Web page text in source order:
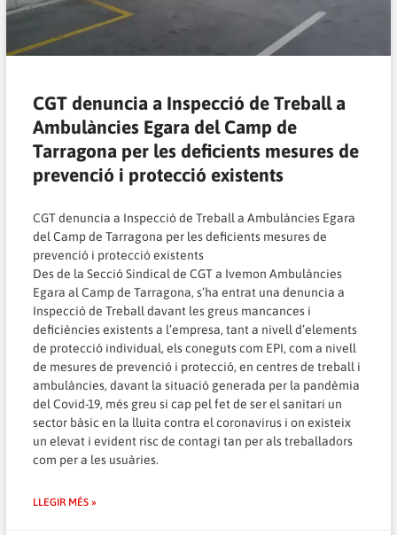
CGT denuncia a Inspecció de Treball a
Ambulàncies Egara del Camp de
Tarragona per les deficients mesures de
prevenció i protecció existents
CGT denuncia a Inspecció de Treball a Ambulàncies Egara
del Camp de Tarragona per les deficients mesures de
prevenció i protecció existents
Des de la Secció Sindical de CGT a Ivemon Ambulàncies
Egara al Camp de Tarragona, s’ha entrat una denuncia a
Inspecció de Treball davant les greus mancances i
deficiències existents a l’empresa, tant a nivell d’elements
de protecció individual, els coneguts com EPI, com a nivell
de mesures de prevenció i protecció, en centres de treball i
ambulàncies, davant la situació generada per la pandèmia
del Covid-19, més greu si cap pel fet de ser el sanitari un
sector bàsic en la lluita contra el coronavirus i on existeix
un elevat i evident risc de contagi tan per als treballadors
com per a les usuàries.
LLEGIR MÉS »